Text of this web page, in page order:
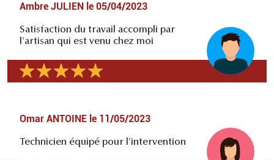
Ambre JULIEN le 05/04/2023
Satisfaction du travail accompli par
l'artisan qui est venu chez moi
Omar ANTOINE le 11/05/2023
Technicien équipé pour l'intervention